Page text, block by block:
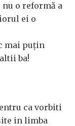
nu o reformă a
ei o
mai puţin
ba!
ca vorbiti
in limba